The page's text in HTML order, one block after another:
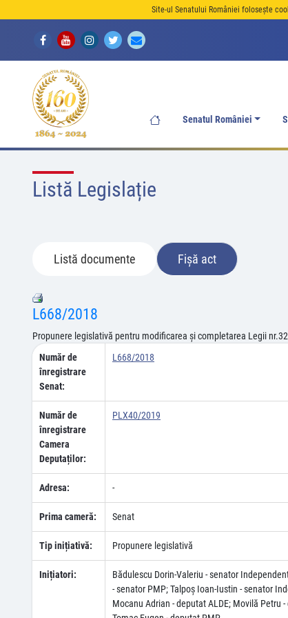
Site-ul Senatului României folosește
Senatul României
Listă Legislație
Listă documente Fișă act
L668/2018
Propunere legislativă pentru modificarea şi completarea Legii
Număr de
înregistrare
Senat:
L668/2018
Număr de
înregistrare
Camera
Deputaților:
PLX40/2019
Adresa: -
Prima cameră: Senat
Tip inițiativă: Propunere legislativă
Inițiatori:
Bădulescu Dorin-Valeriu - senator
- senator PMP; Talpoş Ioan-Iustin - senator
Mocanu Adrian - deputat ALDE; Movilă Petru